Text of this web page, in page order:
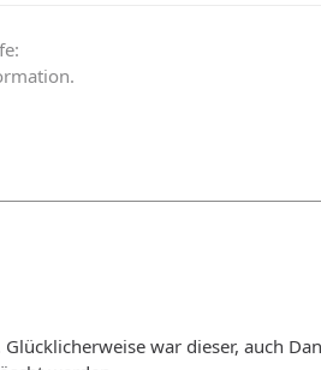
war dieser, auch